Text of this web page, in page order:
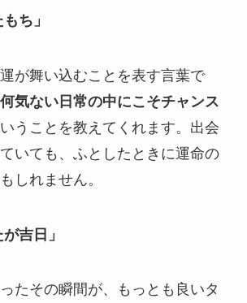
ち」
が舞い込むことを表す言葉で
何気ない日常の中にこそチャンス
うことを教えてくれます。出会
いても、ふとしたときに運命の
しれません。
吉日」
たその瞬間が、もっとも良いタ